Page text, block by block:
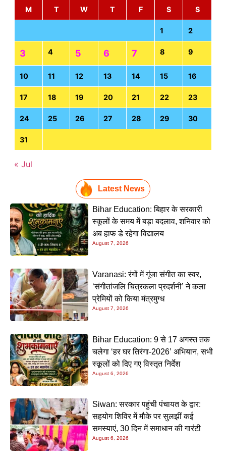
M T W T F S S
1 2
3 4 5 6 7 8 9
10 11 12 13 14 15 16
17 18 19 20 21 22 23
24 25 26 27 28 29 30
31
« Jul
Latest News
Bihar Education: बिहार के सरकारी
स्कूलों के समय में बड़ा बदलाव, शनिवार को
अब हाफ डे रहेगा विद्यालय
August 7, 2026
Varanasi: रंगों में गूंजा संगीत का स्वर,
‘संगीतांजलि चित्रकला प्रदर्शनी’ ने कला
प्रेमियों को किया मंत्रमुग्ध
August 7, 2026
Bihar Education: 9 से 17 अगस्त तक
चलेगा ‘हर घर तिरंगा-2026’ अभियान, सभी
स्कूलों को दिए गए विस्तृत निर्देश
August 6, 2026
Siwan: सरकार पहुंची पंचायत के द्वार:
सहयोग शिविर में मौके पर सुलझीं कई
समस्याएं, 30 दिन में समाधान की गारंटी
August 6, 2026